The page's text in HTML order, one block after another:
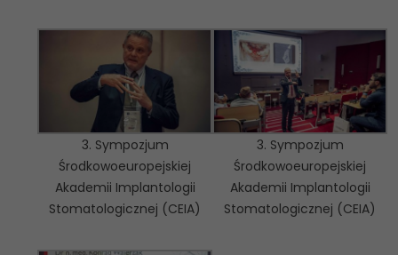
3. Sympozjum
Środkowoeuropejskiej
Akademii Implantologii
Stomatologicznej (CEIA)
3. Sympozjum
Środkowoeuropejskiej
Akademii Implantologii
Stomatologicznej (CEIA)